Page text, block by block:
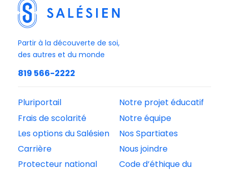
Partir à la découverte de soi,
des autres et du monde
819 566-2222
Pluriportail
Notre projet éducatif
Frais de scolarité
Notre équipe
Les options du Salésien
Nos Spartiates
Carrière
Nous joindre
Protecteur national
Code d’éthique du